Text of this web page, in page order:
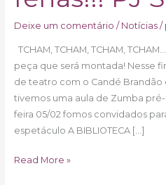
Deixe um comentário / Notícias/
TCHAM, TCHAM, TCHAM,
peça que será montada! Nesse
de teatro com o Candé Brandão
tivemos uma aula de Zumba
feira 05/02 fomos convidados
espetáculo A BIBLIOTECA […]
Read More »